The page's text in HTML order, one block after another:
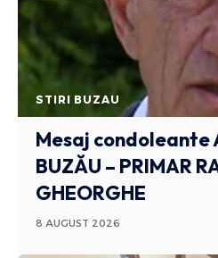
STIRI BUZAU
Mesaj condoleante
BUZĂU – PRIMAR
GHEORGHE
8 AUGUST 2026